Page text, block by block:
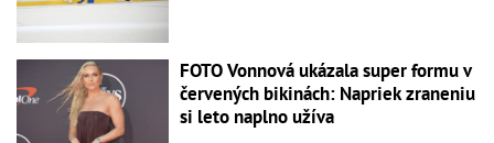
FOTO Vonnová ukázala super formu v
červených bikinách: Napriek zraneniu
si leto naplno užíva